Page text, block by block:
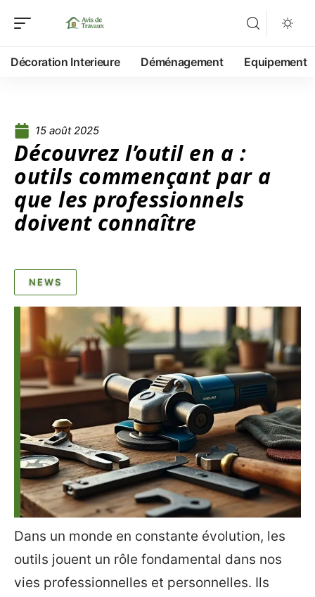
Décoration Interieure Déménagement Equipement
15 août 2025
Découvrez l’outil en a :
outils commençant par a
que les professionnels
doivent connaître
NEWS
Dans un monde en constante évolution, les
outils jouent un rôle fondamental dans nos
vies professionnelles et personnelles. Ils